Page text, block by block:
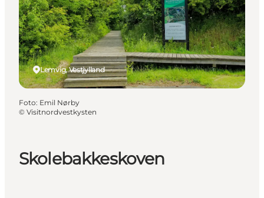
Events
Overnatning
Planlæg din ferie
Skolebakkeskoven
Lemvig, Vestjylland
Foto: Emil Nørby
© Visitnordvestkysten